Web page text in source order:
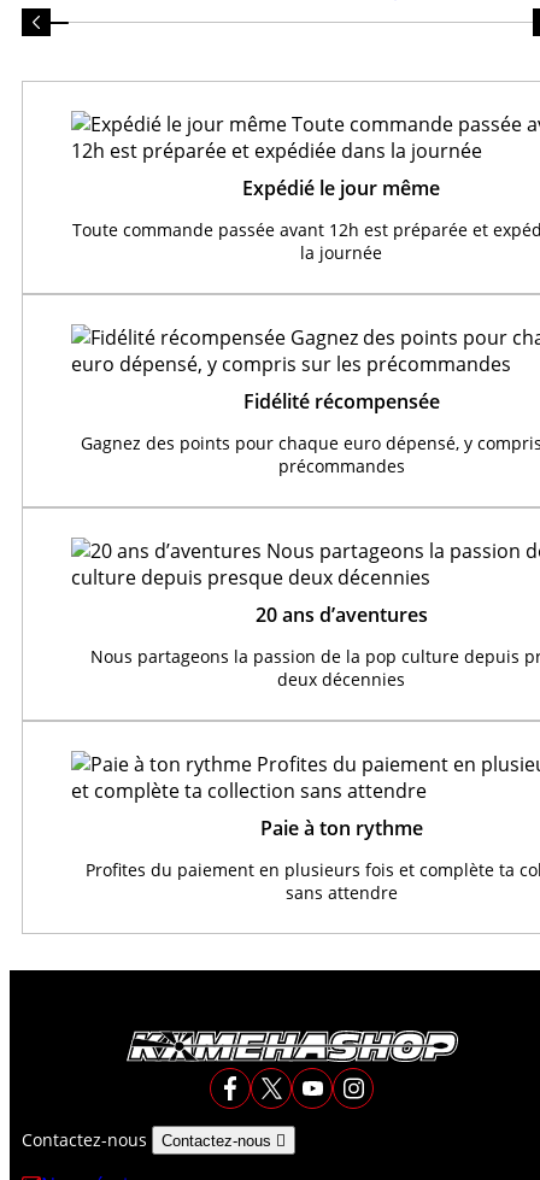
Expédié le jour même
Toute commande passée avant 12h est préparée et
la journée
Fidélité récompensée
Gagnez des points pour chaque euro dépensé, y
précommandes
20 ans d’aventures
Nous partageons la passion de la pop culture depuis
deux décennies
Paie à ton rythme
Profites du paiement en plusieurs fois et complète ta
sans attendre
Contactez-nous Contactez-nous 